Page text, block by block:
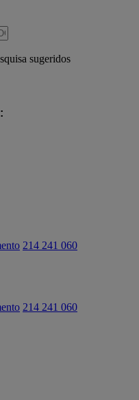
sugeridos
214 241 060
214 241 060